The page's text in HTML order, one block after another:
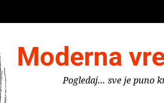
Moderna
Pogledaj... sve je puno